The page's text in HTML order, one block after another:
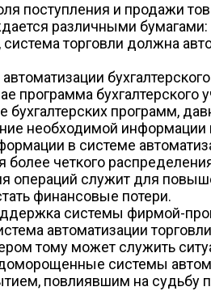
поступления и продажи
различными
система торговли должна
программа
бухгалтерских программ,
необходимой информации
в системе
более четкого
операций служит для
финансовые потери.
системы фирмой-
автоматизации
тому может служить
системы
повлиявшим на судьбу